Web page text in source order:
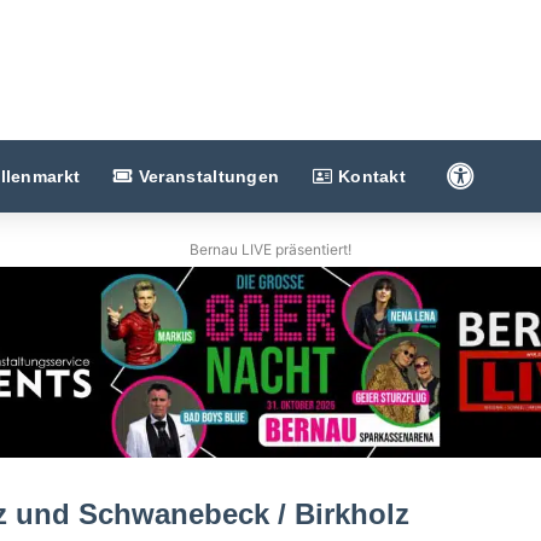
Veranstaltungen Kontakt
Bernau LIVE präsentiert!
und Schwanebeck / Birkholz